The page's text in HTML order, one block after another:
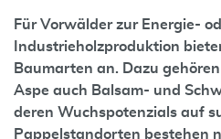
Für Vorwälder zur Energie-
Industrieholzproduktion
Baumarten an. Dazu
Aspe auch Balsam- und
deren Wuchspotenzials auf
Pappelstandorten bestehen